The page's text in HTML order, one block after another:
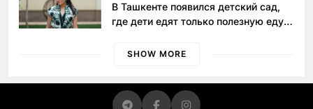
В Ташкенте появился детский сад,
где дети едят только полезную еду.
просить «кашу без сахара»
SHOW MORE